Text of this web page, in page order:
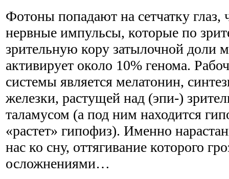
Фотоны попадают на сетчатку глаз,
нервные импульсы, которые по
зрительную кору затылочной доли
активирует около 10% генома.
системы является мелатонин,
железки, растущей над (эпи-)
таламусом (а под ним находится
«растет» гипофиз). Именно
нас ко сну, оттягивание которого
осложнениями…